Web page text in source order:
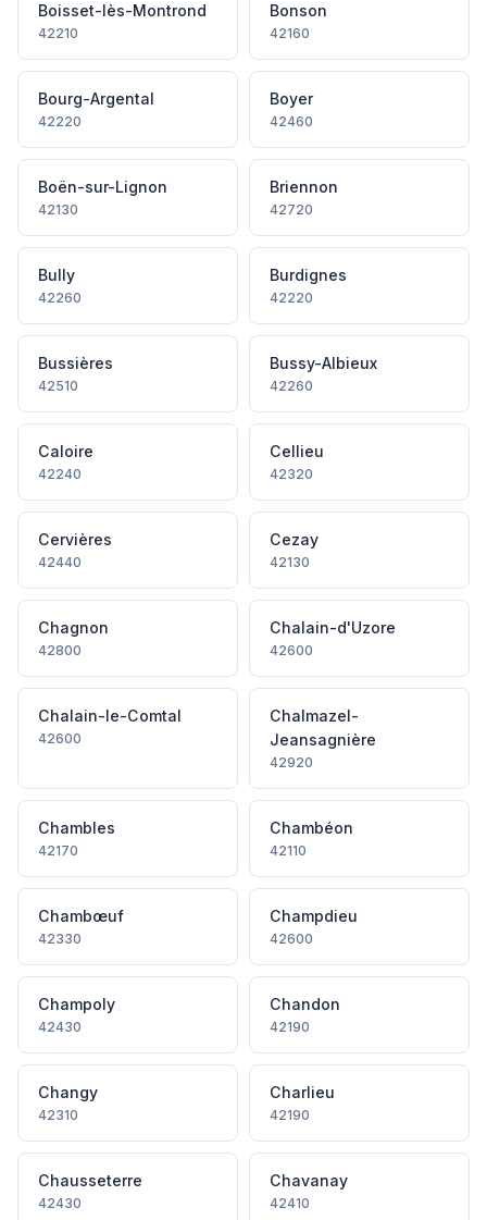
Boisset-lès-Montrond
42210
Bonson
42160
Bourg-Argental
42220
Boyer
42460
Boën-sur-Lignon
42130
Briennon
42720
Bully
42260
Burdignes
42220
Bussières
42510
Bussy-Albieux
42260
Caloire
42240
Cellieu
42320
Cervières
42440
Cezay
42130
Chagnon
42800
Chalain-d'Uzore
42600
Chalain-le-Comtal
42600
Chalmazel-
Jeansagnière
42920
Chambles
42170
Chambéon
42110
Chambœuf
42330
Champdieu
42600
Champoly
42430
Chandon
42190
Changy
42310
Charlieu
42190
Chausseterre
42430
Chavanay
42410